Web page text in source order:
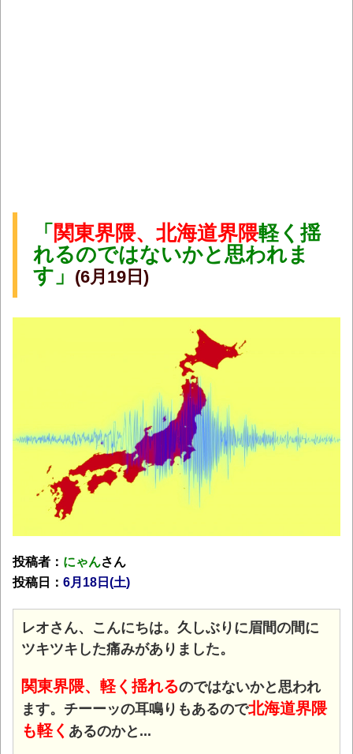
「 関東界隈、北海道界隈軽く揺
れるのではないかと思われま
す」 (6月19日)
投稿者： にゃんさん
投稿日： 6月18 日(土)
レオさん、こんにちは。久しぶりに眉間の間に
ツキツキした痛みがありました。
関東界隈、軽く揺れるのではないかと思われ
ます。チーーッの耳鳴りもあるので北海道界隈
も軽く あるのかと...